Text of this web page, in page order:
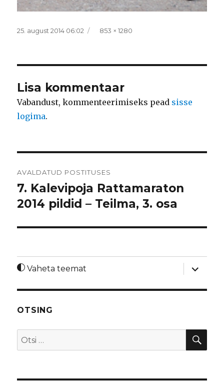
Postitatud
25. august 2014 06:02 Täissuurus
853 × 1280
Lisa kommentaar
Vabandust, kommenteerimiseks pead sisse
logima.
AVALDATUD POSTITUSES
7. Kalevipoja Rattamaraton
2014 pildid – Teilma, 3. osa
Vaheta teemat
laienda
OTSING
Otsi: